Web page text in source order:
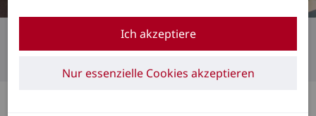
Bei uns findet jeder etwas
Robau in Rostock 2022
Ich akzeptiere
Nur essenzielle Cookies akzeptieren